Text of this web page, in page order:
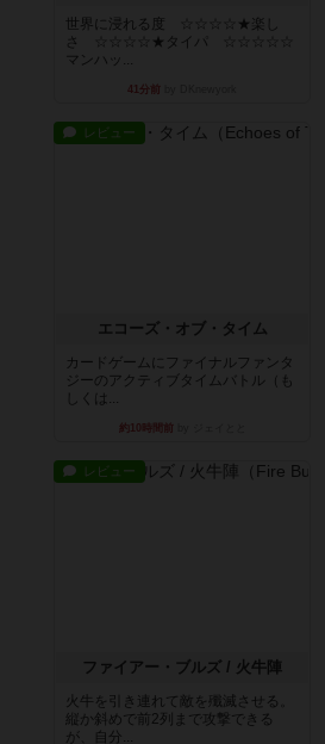
世界に浸れる度 ☆☆☆☆★楽し
さ ☆☆☆☆★タイパ ☆☆☆☆☆
マンハッ...
41分前
レビュー
エコーズ・オブ・タイム
カードゲームにファイナルファンタ
ジーのアクティブタイムバトル（も
しくは...
約10時間前
レビュー
ファイアー・ブルズ / 火牛陣
火牛を引き連れて敵を殲滅させる。
縦か斜めで前2列まで攻撃できる
が、自分...